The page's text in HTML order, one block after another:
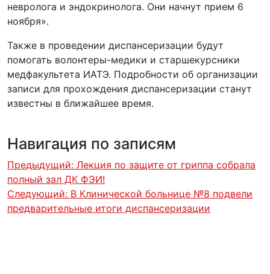
невролога и эндокринолога. Они начнут прием 6
ноября».
Также в проведении диспансеризации будут
помогать волонтеры-медики и старшекурсники
медфакультета ИАТЭ. Подробности об организации
записи для прохождения диспансеризации станут
известны в ближайшее время.
Навигация по записям
Предыдущий: Лекция по защите от гриппа собрала
полный зал ДК ФЭИ!
Следующий: В Клинической больнице №8 подвели
предварительные итоги диспансеризации